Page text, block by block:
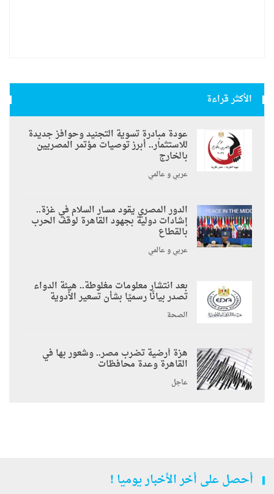
الأكثر قراءة
عودة مبادرة تسوية التجنيد وحوافز جديدة
للاستثمار.. أبرز توصيات مؤتمر المصريين
بالخارج
عربي و عالمي
الدور المصري يقود مسار السلام في غزة..
إشادات دولية بجهود القاهرة لوقف الحرب
بالقطاع
عربي و عالمي
بعد انتشار معلومات مغلوطة.. هيئة الدواء
تصدر بيانًا رسميًا بشأن تسعير الأدوية
الصحة
هزة أرضية تضرب مصر.. وشعور بها في
القاهرة وعدة محافظات
عاجل
أحصل على أخر الأخبار يوميا !